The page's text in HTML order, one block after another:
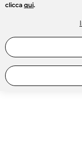
clicca qui.